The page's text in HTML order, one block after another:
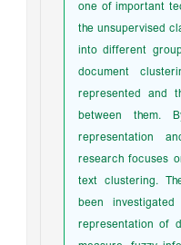
one of important
the unsupervised
into different
document
represented and
between them.
representation
research focuses
text clustering.
been
representation of